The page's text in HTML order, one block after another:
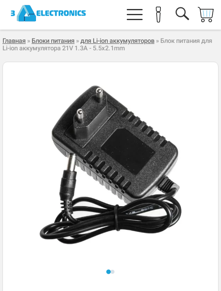
Главная » Блоки питания » для Li-ion аккумуляторов » Блок питания для
Li-ion аккумулятора 21V 1.3A - 5.5x2.1mm